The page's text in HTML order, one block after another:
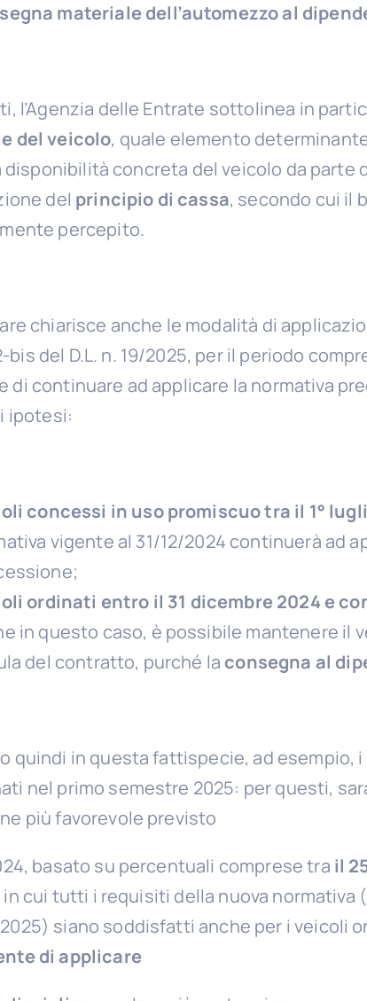
materiale dell’automezzo al
l’Agenzia delle Entrate sottolinea in
del veicolo, quale elemento
disponibilità concreta del veicolo da
del principio di cassa, secondo cui il
percepito.
chiarisce anche le modalità di
bis del D.L. n. 19/2025, per il periodo
di continuare ad applicare la normativa
ipotesi:
concessi in uso promiscuo tra il 1°
vigente al 31/12/2024 continuerà ad
ordinati entro il 31 dicembre 2024 e
in questo caso, è possibile mantenere il
del contratto, purché la consegna al
quindi in questa fattispecie, ad esempio,
nel primo semestre 2025: per questi,
più favorevole previsto
basato su percentuali comprese tra il
in cui tutti i requisiti della nuova
siano soddisfatti anche per i veicoli
di applicare